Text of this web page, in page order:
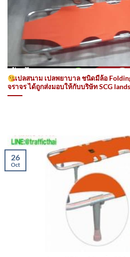
เปลสนาม เปลพยาบาล ชนิดมีล้อ
จราจร ได้ถูกส่งมอบให้กับบริษัท SCG
26
Oct